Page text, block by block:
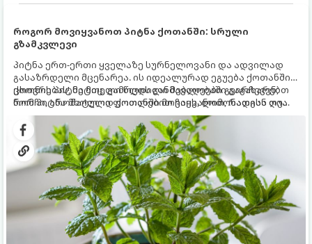
როგორ მოვიყვანოთ პიტნა ქოთანში: სრული
გზამკვლევი
პიტნა ერთ-ერთი ყველაზე სურნელოვანი და ადვილად
გასაზრდელი მცენარეა. ის იდეალურად ეგუება ქოთანში
ცხოვრებას, მეტიც, გამოცდილი მებაღეები გვირჩევენ,
რომ პიტნა მხოლოდ ქოთანში მოვიყვანოთ, რადგან ღია
გრუნტში (ბაღში) დარგვისას ის ფესვებით ძალიან
სწრაფად ვრცელდება და სხვა მცენარეებს ავიწროებს.
ქოთნის პიტნა მთელი წლის განმავლობაში გაგახარებთ
ნორჩი, არომატული ფოთლებით ჩაის, ლიმონათისა თუ
კერძებისთვის.